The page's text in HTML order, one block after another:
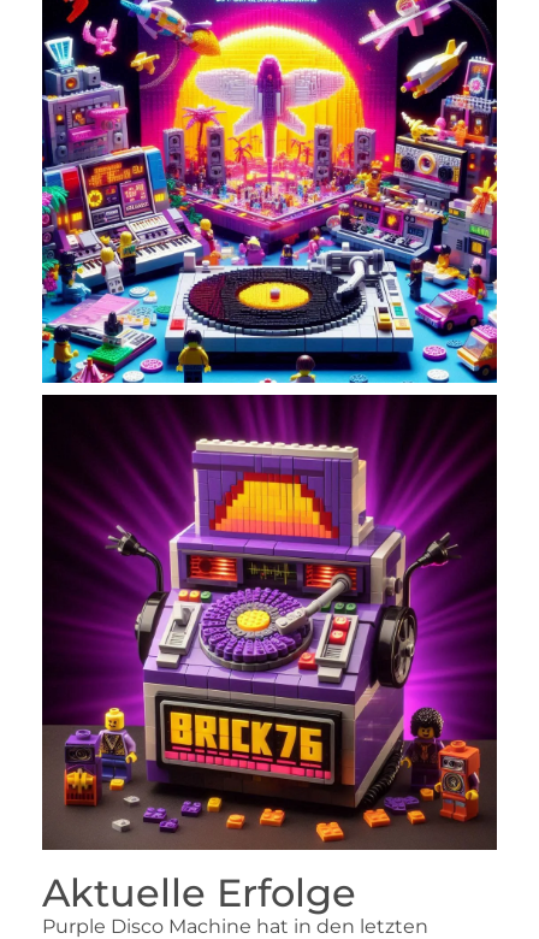
Aktuelle Erfolge
Purple Disco Machine hat in den letzten